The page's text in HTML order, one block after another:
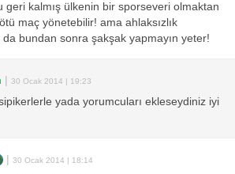
geri kalmış ülkenin bir sporseveri olmaktan
maç yönetebilir! ama ahlaksızlık
bundan sonra şakşak yapmayın yeter!
| 30 Ocak 2014 | 19:23
yada yorumcuları ekleseydiniz iyi
| 30 Ocak 2014 | 18:14